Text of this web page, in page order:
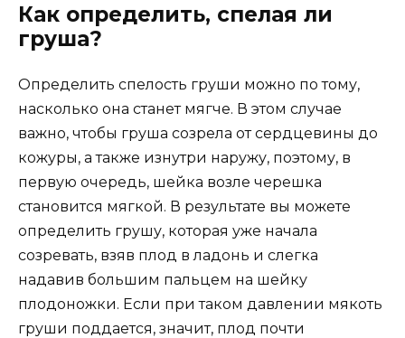
Как определить, спелая ли
груша?
Определить спелость груши можно по тому,
насколько она станет мягче. В этом случае
важно, чтобы груша созрела от сердцевины до
кожуры, а также изнутри наружу, поэтому, в
первую очередь, шейка возле черешка
становится мягкой. В результате вы можете
определить грушу, которая уже начала
созревать, взяв плод в ладонь и слегка
надавив большим пальцем на шейку
плодоножки. Если при таком давлении мякоть
груши поддается, значит, плод почти